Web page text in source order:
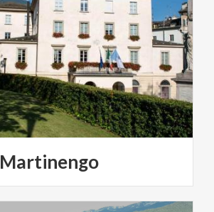
Martinengo